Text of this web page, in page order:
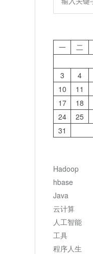
一
二
3
4
10
11
17
18
24
25
31
Hadoop
hbase
Java
云计算
人工智能
工具
程序人生